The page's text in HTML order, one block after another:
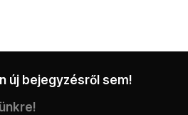
új bejegyzésről sem!